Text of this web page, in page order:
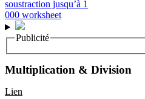
Publicité
Multiplication & Division
Lien